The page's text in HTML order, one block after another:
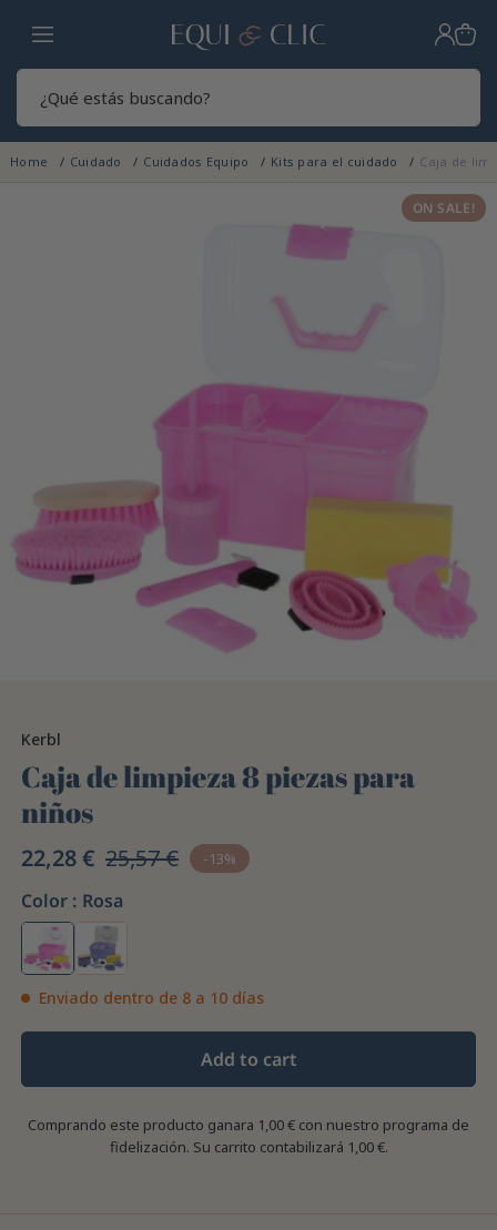
Hogar
Home Cuidado Cuidados Equipo Kits para el cuidado Caja de
ON SALE!
Kerbl
Caja de limpieza 8 piezas para
niños
22,28 € 25,57 € -13%
Color : Rosa
Enviado dentro de 8 a 10 días
Add to cart
Comprando este producto ganara 1,00 € con nuestro programa de
fidelización. Su carrito contabilizará 1,00 €.